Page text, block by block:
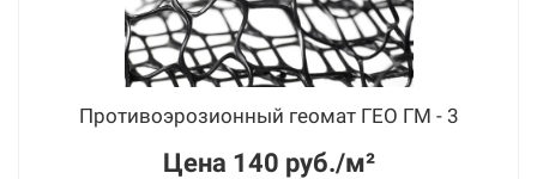
Противоэрозионный геомат ГЕО ГМ - 3
Цена 140 руб./м²